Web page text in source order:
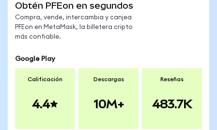
Obtén PFEon en segundos
Compra, vende, intercambia y canjea
PFEon en MetaMask, la billetera cripto
más confiable.
Google Play
Calificación
4.4
Descargas
10M+
Reseñas
483.7K